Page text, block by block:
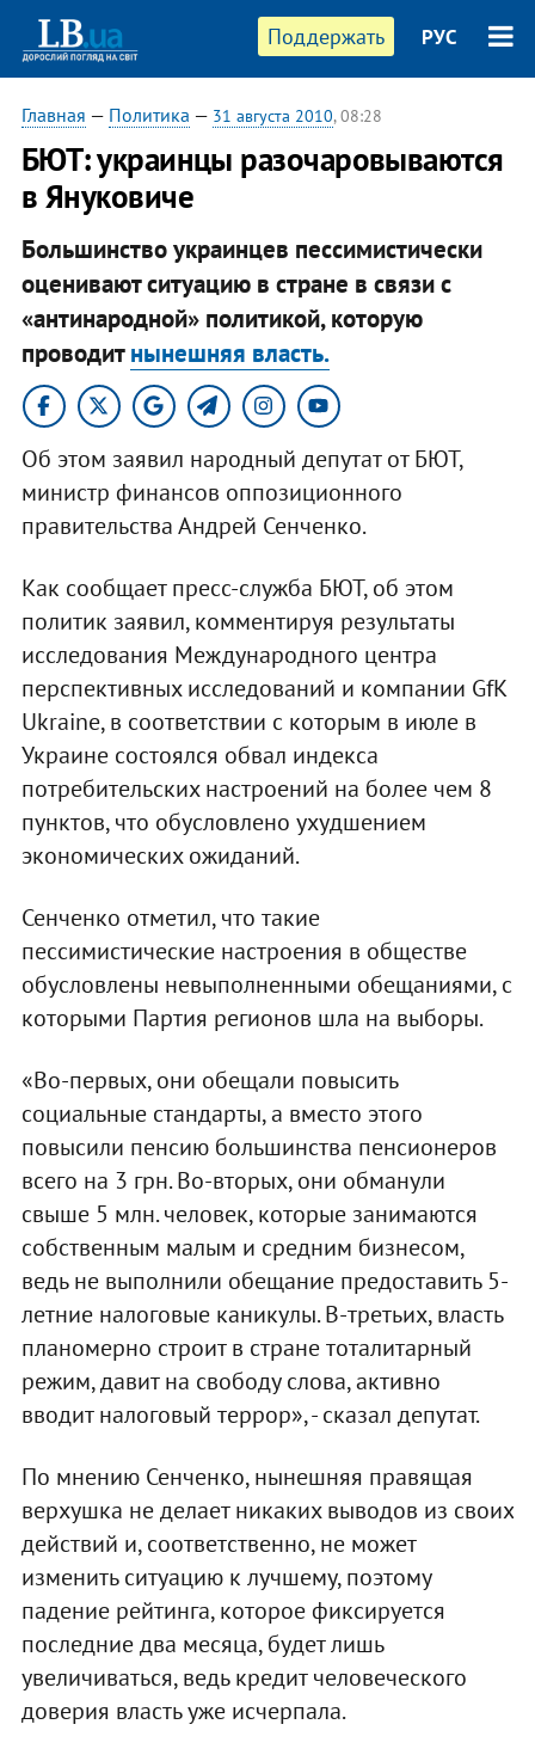
Поддержать РУС
Главная — Политика — 31 августа 2010, 08:28
БЮТ: украинцы разочаровываются
в Януковиче
Большинство украинцев пессимистически
оценивают ситуацию в стране в связи с
«антинародной» политикой, которую
проводитнынешняя власть.
Об этом заявил народный депутат от БЮТ,
министр финансов оппозиционного
правительства Андрей Сенченко.
Как сообщает пресс-служба БЮТ, об этом
политик заявил, комментируя результаты
исследования Международного центра
перспективных исследований и компании GfK
Ukraine, в соответствии с которым в июле в
Украине состоялся обвал индекса
потребительских настроений на более чем 8
пунктов, что обусловлено ухудшением
экономических ожиданий.
Сенченко отметил, что такие
пессимистические настроения в обществе
обусловлены невыполненными обещаниями, с
которыми Партия регионов шла на выборы.
«Во-первых, они обещали повысить
социальные стандарты, а вместо этого
повысили пенсию большинства пенсионеров
всего на 3 грн. Во-вторых, они обманули
свыше 5 млн. человек, которые занимаются
собственным малым и средним бизнесом,
ведь не выполнили обещание предоставить 5-
летние налоговые каникулы. В-третьих, власть
планомерно строит в стране тоталитарный
режим, давит на свободу слова, активно
вводит налоговый террор», - сказал депутат.
По мнению Сенченко, нынешняя правящая
верхушка не делает никаких выводов из своих
действий и, соответственно, не может
изменить ситуацию к лучшему, поэтому
падение рейтинга, которое фиксируется
последние два месяца, будет лишь
увеличиваться, ведь кредит человеческого
доверия власть уже исчерпала.